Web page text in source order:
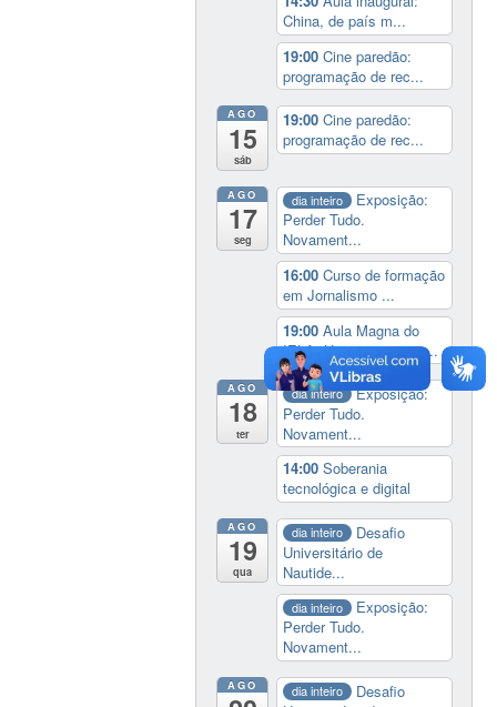
China, de país m...
19:00Cine paredão:
programação de rec...
AGO
15
sáb
19:00Cine paredão:
programação de rec...
AGO
17
seg
dia inteiro
Exposição:
Perder Tudo.
Novament...
16:00Curso de formação
em Jornalismo ...
19:00Aula Magna do
IELA: Homenagem ao...
AGO
18
ter
dia inteiro
Exposição:
Perder Tudo.
Novament...
14:00Soberania
tecnológica e digital
AGO
19
qua
dia inteiro
Desafio
Universitário de
Nautide...
dia inteiro
Exposição:
Perder Tudo.
Novament...
AGO dia inteiro
Desafio